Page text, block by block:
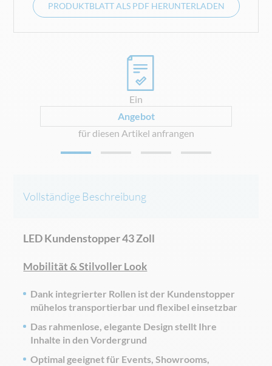
PRODUKTBLATT ALS PDF HERUNTERLADEN
Ein
Angebot
für diesen Artikel anfrangen
Vollständige Beschreibung
LED Kundenstopper 43 Zoll
Mobilität & Stilvoller Look
Dank integrierter Rollen ist der Kundenstopper
mühelos transportierbar und flexibel einsetzbar
Das rahmenlose, elegante Design stellt Ihre
Inhalte in den Vordergrund
Optimal geeignet für Events, Showrooms,